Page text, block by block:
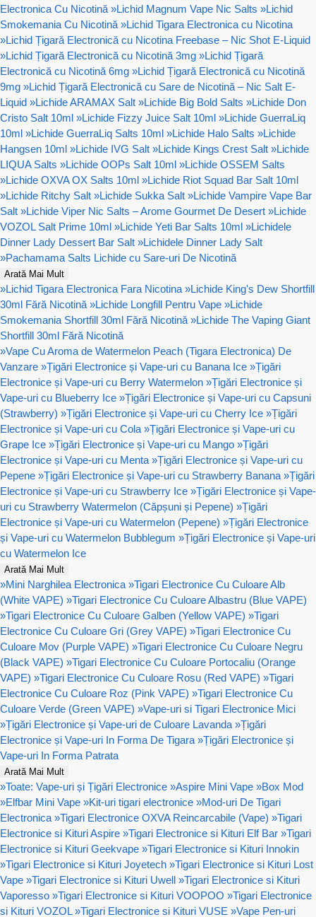
Electronica Cu Nicotină »Lichid Magnum Vape Nic Salts »Lichid
Smokemania Cu Nicotină »Lichid Tigara Electronica cu Nicotina
»Lichid Țigară Electronică cu Nicotina Freebase – Nic Shot E-Liquid
»Lichid Țigară Electronică cu Nicotină 3mg »Lichid Țigară
Electronică cu Nicotină 6mg »Lichid Țigară Electronică cu Nicotină
9mg »Lichid Țigară Electronică cu Sare de Nicotină – Nic Salt E-
Liquid »Lichide ARAMAX Salt »Lichide Big Bold Salts »Lichide Don
Cristo Salt 10ml »Lichide Fizzy Juice Salt 10ml »Lichide GuerraLiq
10ml »Lichide GuerraLiq Salts 10ml »Lichide Halo Salts »Lichide
Hangsen 10ml »Lichide IVG Salt »Lichide Kings Crest Salt »Lichide
LIQUA Salts »Lichide OOPs Salt 10ml »Lichide OSSEM Salts
»Lichide OXVA OX Salts 10ml »Lichide Riot Squad Bar Salt 10ml
»Lichide Ritchy Salt »Lichide Sukka Salt »Lichide Vampire Vape Bar
Salt »Lichide Viper Nic Salts – Arome Gourmet De Desert »Lichide
VOZOL Salt Prime 10ml »Lichide Yeti Bar Salts 10ml »Lichidele
Dinner Lady Dessert Bar Salt »Lichidele Dinner Lady Salt
»Pachamama Salts Lichide cu Sare-uri De Nicotină
Arată Mai Mult
»Lichid Tigara Electronica Fara Nicotina »Lichide King's Dew Shortfill
30ml Fără Nicotină »Lichide Longfill Pentru Vape »Lichide
Smokemania Shortfill 30ml Fără Nicotină »Lichide The Vaping Giant
Shortfill 30ml Fără Nicotină
»Vape Cu Aroma de Watermelon Peach (Tigara Electronica) De
Vanzare »Țigări Electronice și Vape-uri cu Banana Ice »Țigări
Electronice și Vape-uri cu Berry Watermelon »Țigări Electronice și
Vape-uri cu Blueberry Ice »Țigări Electronice și Vape-uri cu Capsuni
(Strawberry) »Țigări Electronice și Vape-uri cu Cherry Ice »Țigări
Electronice și Vape-uri cu Cola »Țigări Electronice și Vape-uri cu
Grape Ice »Țigări Electronice și Vape-uri cu Mango »Țigări
Electronice și Vape-uri cu Menta »Țigări Electronice și Vape-uri cu
Pepene »Țigări Electronice și Vape-uri cu Strawberry Banana »Țigări
Electronice și Vape-uri cu Strawberry Ice »Țigări Electronice și Vape-
uri cu Strawberry Watermelon (Căpșuni și Pepene) »Țigări
Electronice și Vape-uri cu Watermelon (Pepene) »Țigări Electronice
și Vape-uri cu Watermelon Bubblegum »Țigări Electronice și Vape-uri
cu Watermelon Ice
Arată Mai Mult
»Mini Narghilea Electronica »Tigari Electronice Cu Culoare Alb
(White VAPE) »Tigari Electronice Cu Culoare Albastru (Blue VAPE)
»Tigari Electronice Cu Culoare Galben (Yellow VAPE) »Tigari
Electronice Cu Culoare Gri (Grey VAPE) »Tigari Electronice Cu
Culoare Mov (Purple VAPE) »Tigari Electronice Cu Culoare Negru
(Black VAPE) »Tigari Electronice Cu Culoare Portocaliu (Orange
VAPE) »Tigari Electronice Cu Culoare Rosu (Red VAPE) »Tigari
Electronice Cu Culoare Roz (Pink VAPE) »Tigari Electronice Cu
Culoare Verde (Green VAPE) »Vape-uri si Tigari Electronice Mici
»Țigări Electronice și Vape-uri de Culoare Lavanda »Țigări
Electronice și Vape-uri In Forma De Tigara »Țigări Electronice și
Vape-uri In Forma Patrata
Arată Mai Mult
»Toate: Vape-uri și Țigări Electronice »Aspire Mini Vape »Box Mod
»Elfbar Mini Vape »Kit-uri tigari electronice »Mod-uri De Tigari
Electronica »Tigari Electronice OXVA Reincarcabile (Vape) »Tigari
Electronice si Kituri Aspire »Tigari Electronice si Kituri Elf Bar »Tigari
Electronice si Kituri Geekvape »Tigari Electronice si Kituri Innokin
»Tigari Electronice si Kituri Joyetech »Tigari Electronice si Kituri Lost
Vape »Tigari Electronice si Kituri Uwell »Tigari Electronice si Kituri
Vaporesso »Tigari Electronice si Kituri VOOPOO »Tigari Electronice
si Kituri VOZOL »Tigari Electronice si Kituri VUSE »Vape Pen-uri